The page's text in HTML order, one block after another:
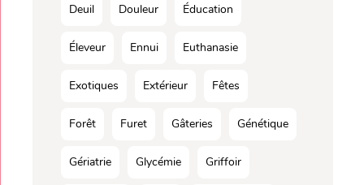
Deuil Douleur Éducation
Éleveur Ennui Euthanasie
Exotiques Extérieur Fêtes
Forêt Furet Gâteries Génétique
Gériatrie Glycémie Griffoir